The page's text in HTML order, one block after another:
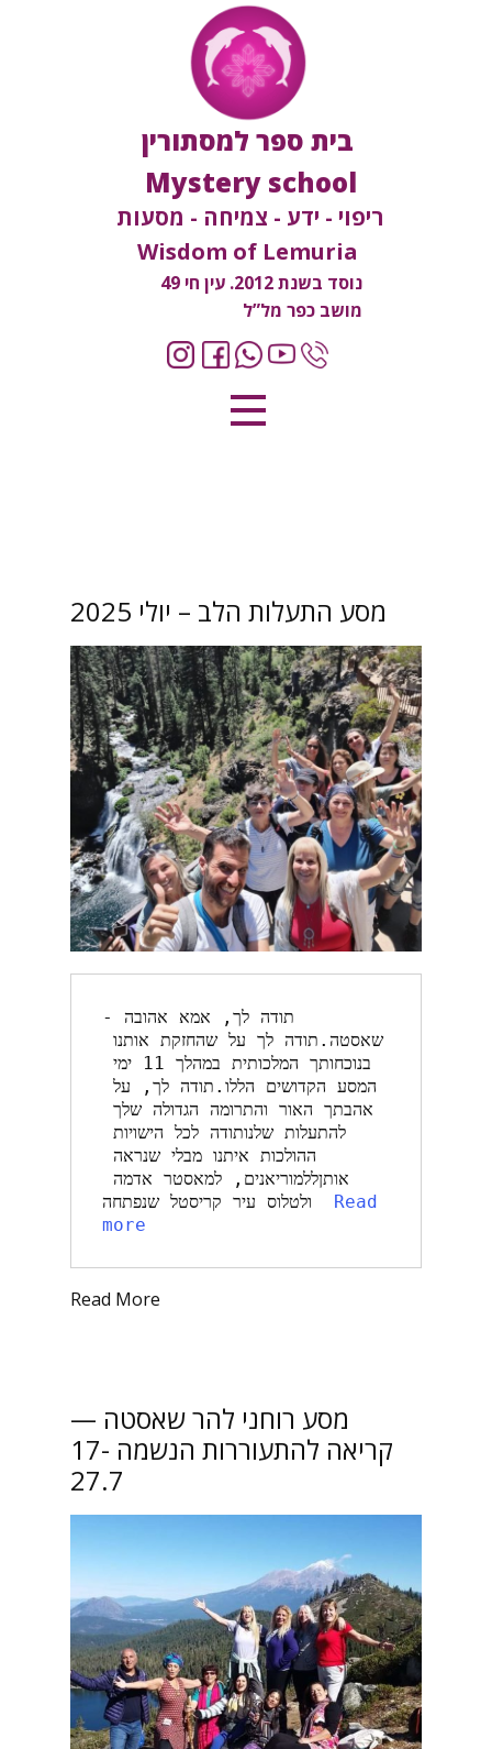
בית ספר למסתורין
Mystery school
ריפוי - ידע - צמיחה - מסעות
Wisdom of Lemuria
נוסד בשנת 2012. עין חי 49
מושב כפר מל”ל
מסע התעלות הלב – יולי 2025
תודה לך, אמא אהובה -
Read
more
Read More
מסע רוחני להר שאסטה —
קריאה להתעוררות הנשמה 17-
27.7